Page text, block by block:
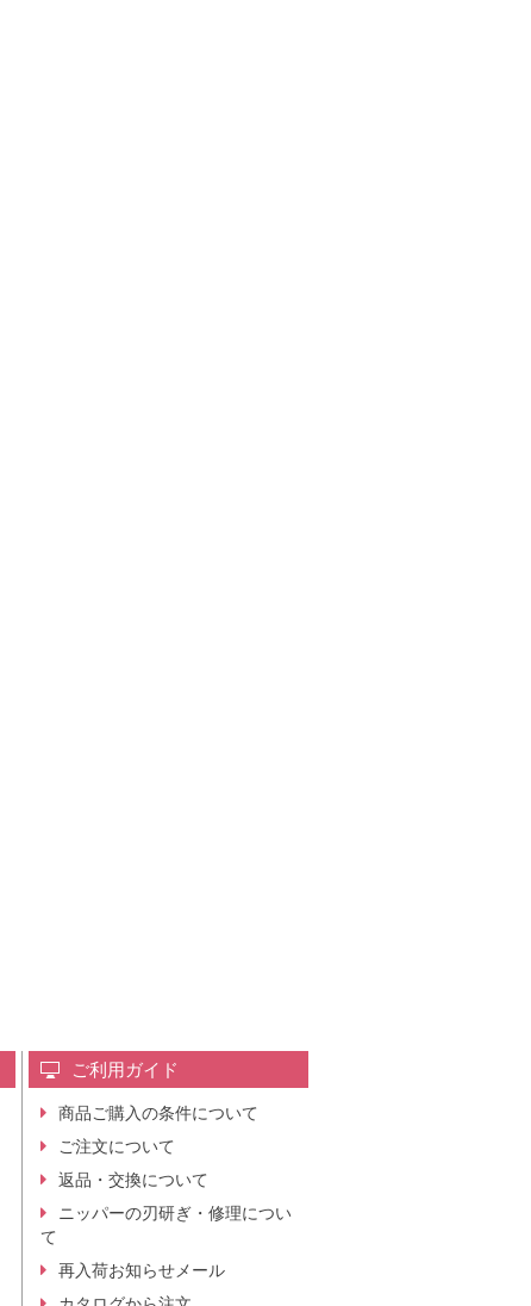
ご利用ガイド
商品ご購入の条件について
ご注文について
返品・交換について
ニッパーの刃研ぎ・修理につい
て
再入荷お知らせメール